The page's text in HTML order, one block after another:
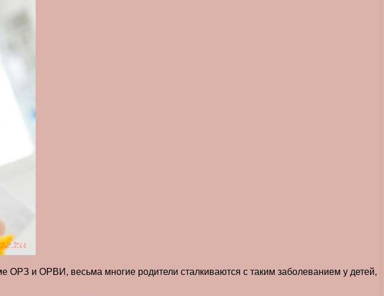
ОРЗ и ОРВИ, весьма многие родители сталкиваются с таким заболеванием у детей,